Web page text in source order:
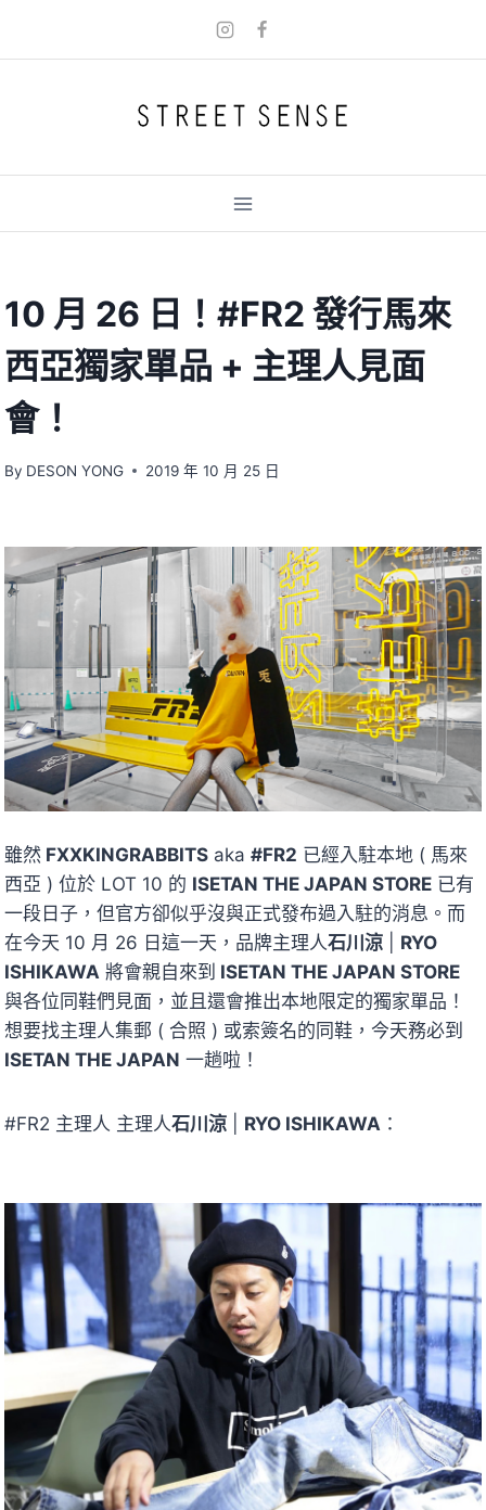
10 月 26 日！#FR2 發行馬來
西亞獨家單品 + 主理人見面
會！
By DESON YONG 2019 年 10 月 25 日
雖然 FXXKINGRABBITS aka #FR2 已經入駐本地 ( 馬來
西亞 ) 位於 LOT 10 的 ISETAN THE JAPAN STORE 已有
一段日子，但官方卻似乎沒與正式發布過入駐的消息。而
在今天 10 月 26 日這一天，品牌主理人石川涼
RYO
ISHIKAWA 將會親自來到 ISETAN THE JAPAN STORE
與各位同鞋們見面，並且還會推出本地限定的獨家單品！
想要找主理人集郵 ( 合照 ) 或索簽名的同鞋，今天務必到
ISETAN THE JAPAN 一趟啦！
#FR2 主理人 主理人石川涼 RYO ISHIKAWA ：